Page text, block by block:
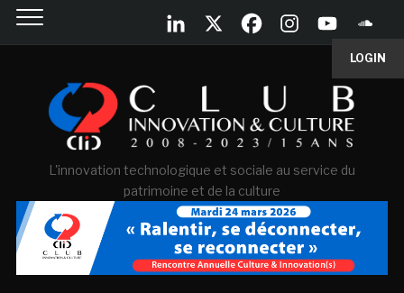
LOGIN
L'innovation technologique et sociale au service du
patrimoine et de la culture